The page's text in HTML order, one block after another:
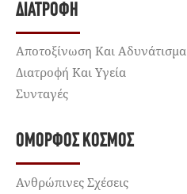
ΔΙΑΤΡΟΦΉ
Αποτοξίνωση Και Αδυνάτισμα
Διατροφή Και Υγεία
Συνταγές
ΌΜΟΡΦΟΣ ΚΌΣΜΟΣ
Ανθρώπινες Σχέσεις